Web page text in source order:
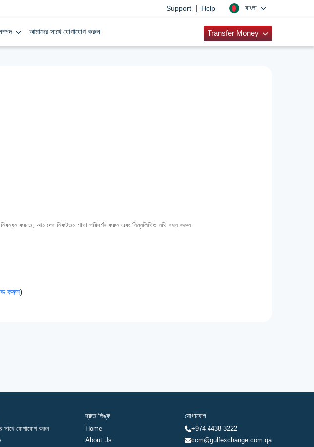
Support Help বাংলা
আমাদের সাথে যোগাযোগ করুন Transfer Money
নিবন্ধন করতে, আমাদের নিকটতম শাখা পরিদর্শন করুন এবং নিম্নলিখিত নথি বহন করুন:
করুন)
সাথে যোগাযোগ করুন
দ্রুত লিঙ্ক
Home
About Us
যোগাযোগ
+974 4438 3222
ccm@gulfexchange.com.qa